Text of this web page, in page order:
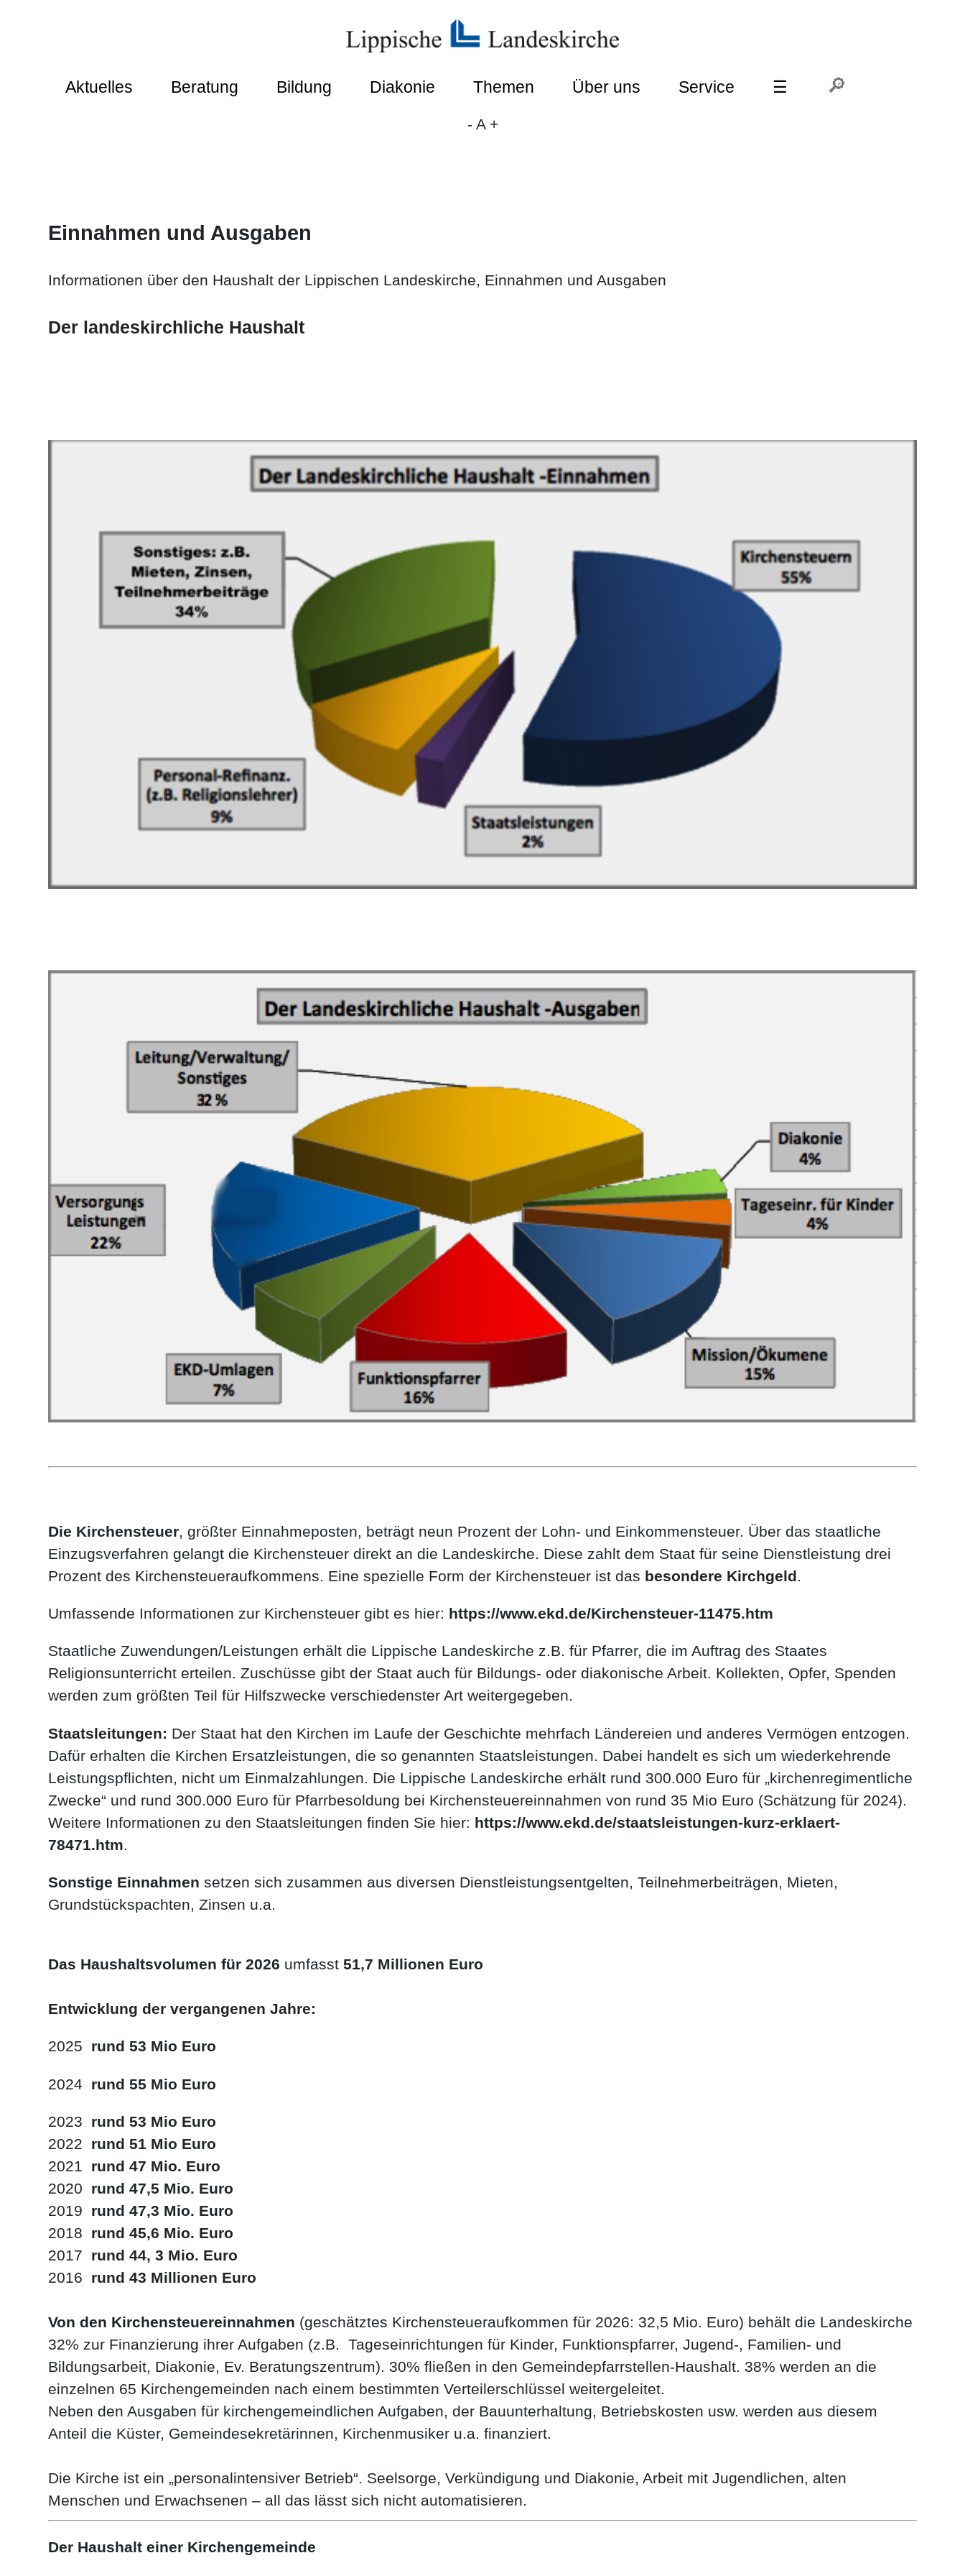
Aktuelles Beratung Bildung Diakonie Themen Über uns Service ☰
- A +
Einnahmen und Ausgaben
Informationen über den Haushalt der Lippischen Landeskirche, Einnahmen und Ausgaben
Der landeskirchliche Haushalt
Die Kirchensteuer, größter Einnahmeposten, beträgt neun Prozent der Lohn- und Einkommensteuer. Über das staatliche
Einzugsverfahren gelangt die Kirchensteuer direkt an die Landeskirche. Diese zahlt dem Staat für seine Dienstleistung drei
Prozent des Kirchensteueraufkommens. Eine spezielle Form der Kirchensteuer ist das besondere Kirchgeld.
Umfassende Informationen zur Kirchensteuer gibt es hier: https://www.ekd.de/Kirchensteuer-11475.htm
Staatliche Zuwendungen/Leistungen erhält die Lippische Landeskirche z.B. für Pfarrer, die im Auftrag des Staates
Religionsunterricht erteilen. Zuschüsse gibt der Staat auch für Bildungs- oder diakonische Arbeit. Kollekten, Opfer, Spenden
werden zum größten Teil für Hilfszwecke verschiedenster Art weitergegeben.
Staatsleitungen: Der Staat hat den Kirchen im Laufe der Geschichte mehrfach Ländereien und anderes Vermögen entzogen.
Dafür erhalten die Kirchen Ersatzleistungen, die so genannten Staatsleistungen. Dabei handelt es sich um wiederkehrende
Leistungspflichten, nicht um Einmalzahlungen. Die Lippische Landeskirche erhält rund 300.000 Euro für „kirchenregimentliche
Zwecke“ und rund 300.000 Euro für Pfarrbesoldung bei Kirchensteuereinnahmen von rund 35 Mio Euro (Schätzung für 2024).
Weitere Informationen zu den Staatsleitungen finden Sie hier: https://www.ekd.de/staatsleistungen-kurz-erklaert-
78471.htm.
Sonstige Einnahmen setzen sich zusammen aus diversen Dienstleistungsentgelten, Teilnehmerbeiträgen, Mieten,
Grundstückspachten, Zinsen u.a.
Das Haushaltsvolumen für 2026 umfasst51,7 Millionen Euro
Entwicklung der vergangenen Jahre:
2025 rund 53 Mio Euro
2024 rund 55 Mio Euro
2023 rund 53 Mio Euro
2022 rund 51 Mio Euro
2021 rund 47 Mio. Euro
2020 rund 47,5 Mio. Euro
2019 rund 47,3 Mio. Euro
2018 rund 45,6 Mio. Euro
2017 rund 44, 3 Mio. Euro
2016 rund 43 Millionen Euro
Von den Kirchensteuereinnahmen (geschätztes Kirchensteueraufkommen für 2026: 32,5 Mio. Euro) behält die Landeskirche
32% zur Finanzierung ihrer Aufgaben (z.B. Tageseinrichtungen für Kinder, Funktionspfarrer, Jugend-, Familien- und
Bildungsarbeit, Diakonie, Ev. Beratungszentrum). 30% fließen in den Gemeindepfarrstellen-Haushalt. 38% werden an die
einzelnen 65 Kirchengemeinden nach einem bestimmten Verteilerschlüssel weitergeleitet.
Neben den Ausgaben für kirchengemeindlichen Aufgaben, der Bauunterhaltung, Betriebskosten usw. werden aus diesem
Anteil die Küster, Gemeindesekretärinnen, Kirchenmusiker u.a. finanziert.
Die Kirche ist ein „personalintensiver Betrieb“. Seelsorge, Verkündigung und Diakonie, Arbeit mit Jugendlichen, alten
Menschen und Erwachsenen – all das lässt sich nicht automatisieren.
Der Haushalt einer Kirchengemeinde